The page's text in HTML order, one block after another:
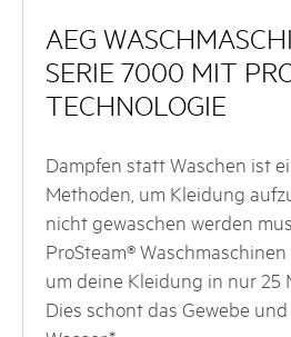
AEG
SERIE 7000 MIT
TECHNOLOGIE
Dampfen statt Waschen ist
Methoden, um Kleidung
nicht gewaschen werden
ProSteam®
um deine Kleidung in nur 25
Dies schont das Gewebe